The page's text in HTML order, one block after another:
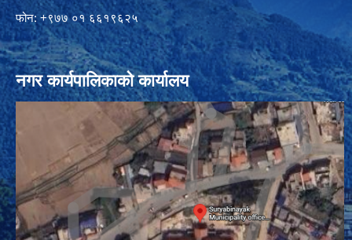
फोन: +९७७ ०१ ६६१९६२५
नगर कार्यपालिकाको कार्यालय